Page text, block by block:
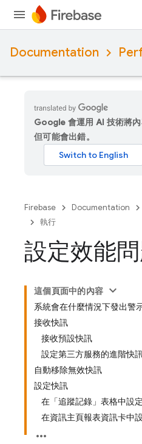
Documentation
Google 會運用 AI 技術將
但可能會出錯。
Firebase Documentation
執行
設定效能
這個頁面中的內容
系統會在什麼情況下發出警
接收快訊
接收預設快訊
設定第三方服務的進階快
自動移除無效快訊
設定快訊
在「追蹤記錄」表格中設
在資訊主頁報表資訊卡中